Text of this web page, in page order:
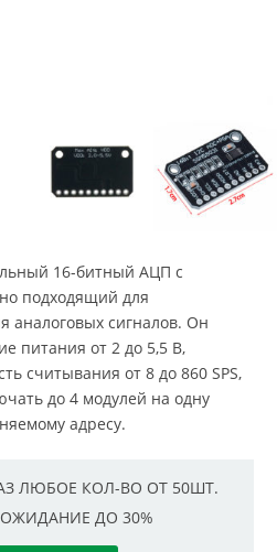
16-битный АЦП с
подходящий для
аналоговых сигналов. Он
питания от 2 до 5,5 В,
считывания от 8 до 860 SPS,
до 4 модулей на одну
адресу.
ЛЮБОЕ КОЛ-ВО ОТ 50ШТ.
ДО 30%